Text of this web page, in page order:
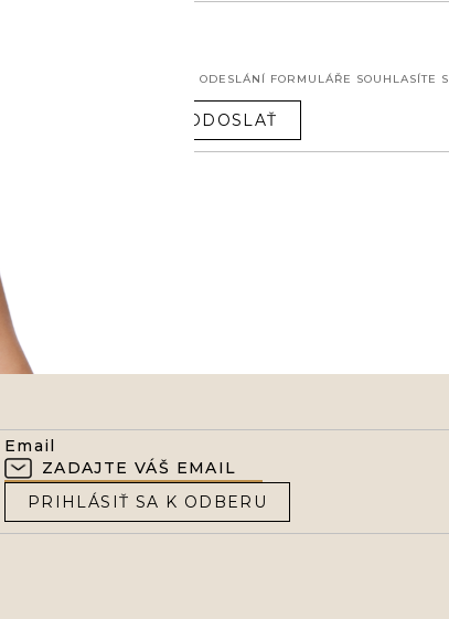
ODESLÁNÍ FORMULÁŘE SOUHLASÍTE S
ODOSLAŤ
Email
PRIHLÁSIŤ SA K ODBERU